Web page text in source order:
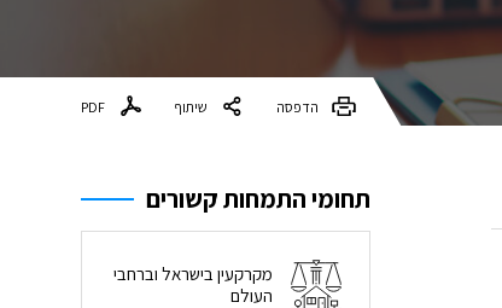
הדפסה שיתוף PDF
תחומי התמחות קשורים
מקרקעין בישראל וברחבי
העולם